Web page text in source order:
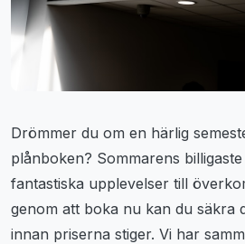
Drömmer du om en härlig
plånboken? Sommarens
fantastiska upplevelser till
genom att boka nu kan du säkra
innan priserna stiger. Vi har